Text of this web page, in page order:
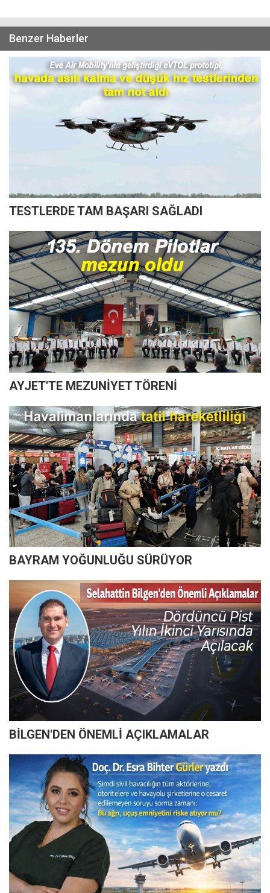
Benzer Haberler
TESTLERDE TAM BAŞARI SAĞLADI
AYJET'TE MEZUNİYET TÖRENİ
BAYRAM YOĞUNLUĞU SÜRÜYOR
BİLGEN'DEN ÖNEMLİ AÇIKLAMALAR